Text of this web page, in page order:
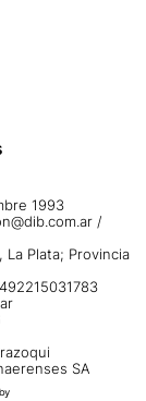
1993
/
Plata; Provincia
SA